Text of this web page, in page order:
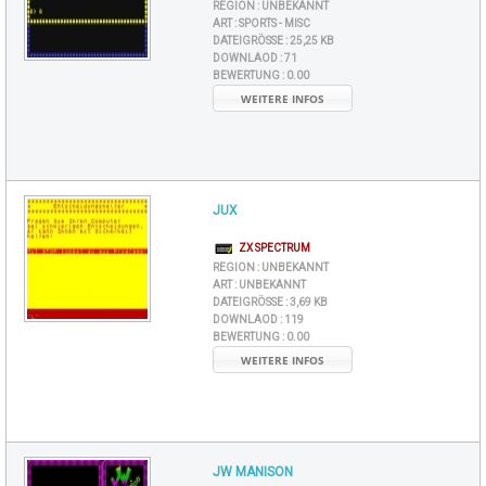
REGION : UNBEKANNT
ART :SPORTS - MISC
DATEIGRÖSSE : 25,25 KB
DOWNLAOD :71
BEWERTUNG : 0.00
WEITERE INFOS
JUX
ZX SPECTRUM
REGION : UNBEKANNT
ART : UNBEKANNT
DATEIGRÖSSE : 3,69 KB
DOWNLAOD : 119
BEWERTUNG : 0.00
WEITERE INFOS
JW MANISON